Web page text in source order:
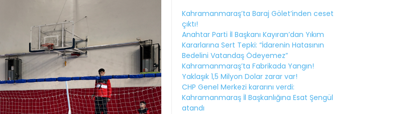
Kahramanmaraş’ta Baraj Gölet’inden ceset
çıktı!
Anahtar Parti İl Başkanı Kayıran’dan Yıkım
Kararlarına Sert Tepki: “İdarenin Hatasının
Bedelini Vatandaş Ödeyemez”
Kahramanmaraş’ta Fabrikada Yangın!
Yaklaşık 1,5 Milyon Dolar zarar var!
CHP Genel Merkezi kararını verdi:
Kahramanmaraş İl Başkanlığına Esat Şengül
atandı